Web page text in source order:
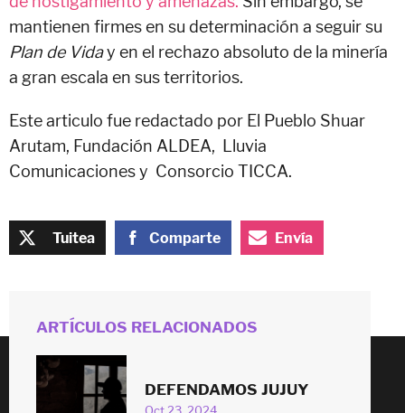
mantienen firmes en su determinación a seguir su
Plan de Viday en el rechazo absoluto de la minería
a gran escala en sus territorios.
Este articulo fue redactado por El Pueblo Shuar
Arutam, Fundación ALDEA, Lluvia
Comunicaciones y Consorcio TICCA.
Tuitea Comparte Envía
ARTÍCULOS RELACIONADOS
DEFENDAMOS JUJUY
© 2026